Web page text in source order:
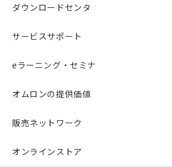
ダウンロードセンタ
サービスサポート
eラーニング・セミナ
オムロンの提供価値
販売ネットワーク
オンラインストア